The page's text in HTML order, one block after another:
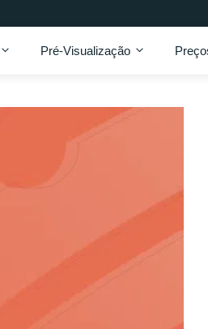
Pré-Visualização